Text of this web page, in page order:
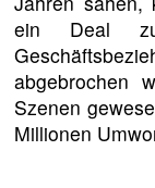
ein Deal
abgebrochen
Szenen
Millionen